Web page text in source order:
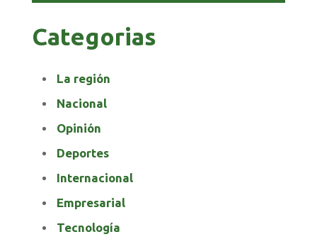
Categorias
La región
Nacional
Opinión
Deportes
Internacional
Empresarial
Tecnología